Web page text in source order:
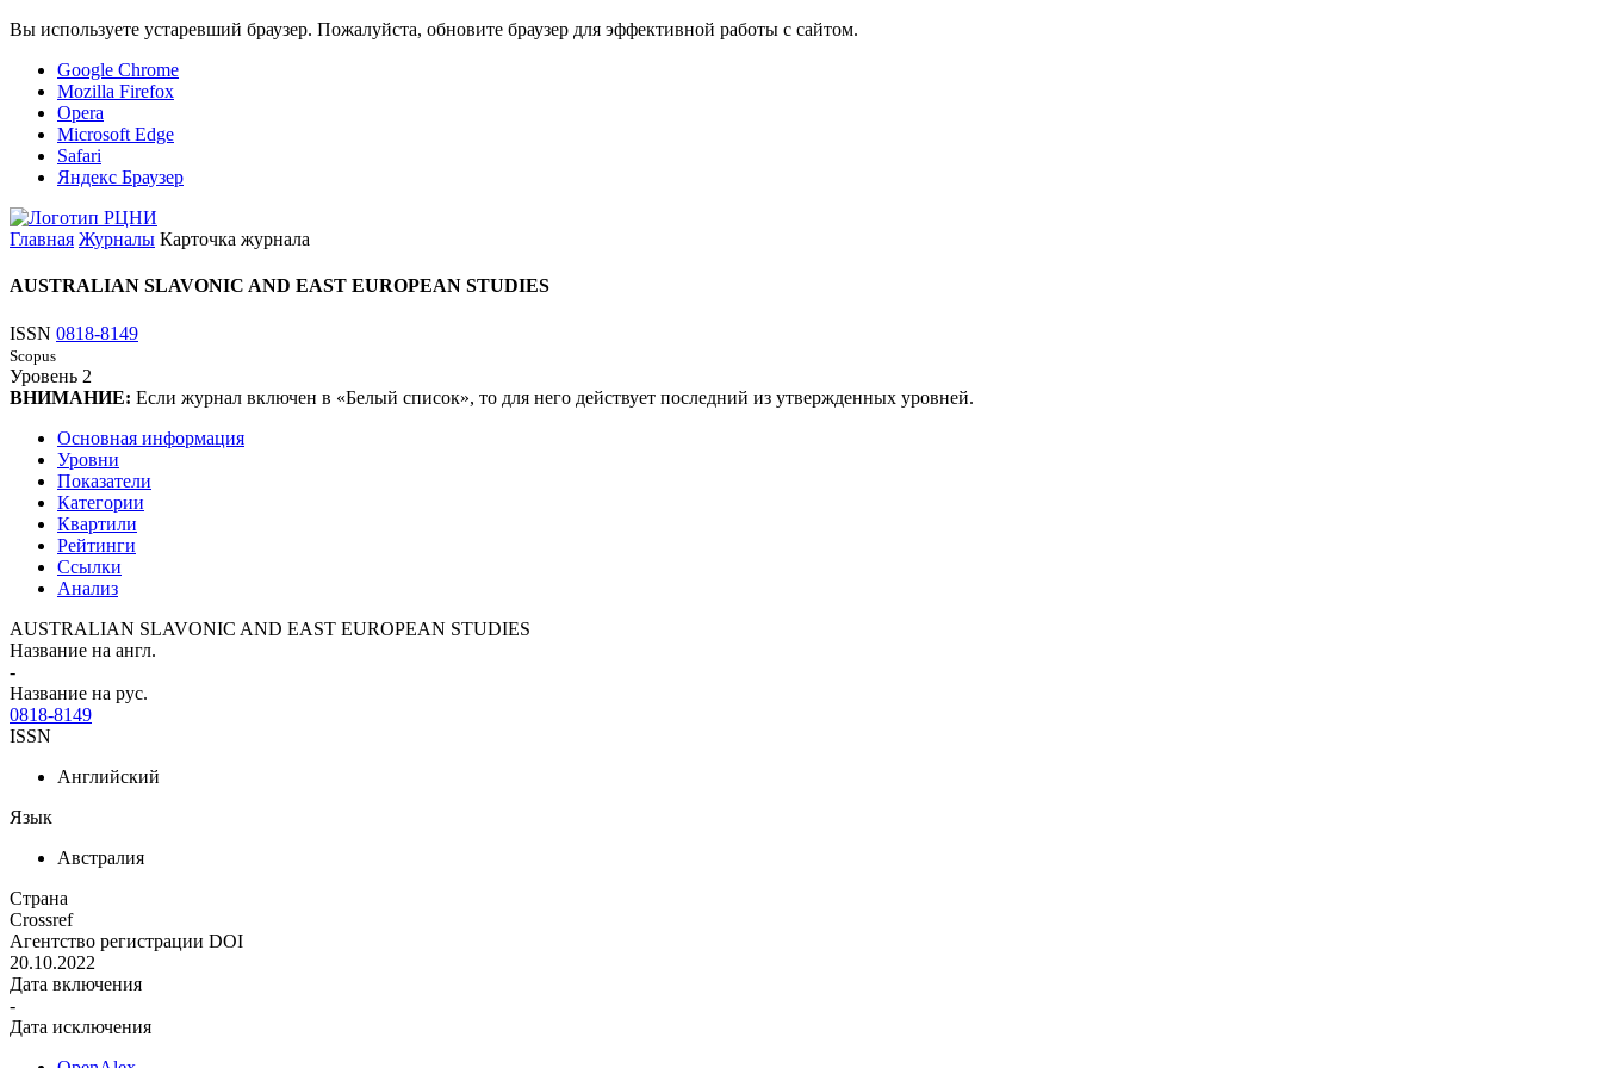
Вы используете устаревший браузер. Пожалуйста, обновите браузер для эффективной работы с сайтом.
Google Chrome
Mozilla Firefox
Opera
Microsoft Edge
Safari
Яндекс Браузер
Главная Журналы Карточка журнала
AUSTRALIAN SLAVONIC AND EAST EUROPEAN STUDIES
ISSN 0818-8149
Scopus
Уровень 2
ВНИМАНИЕ: Если журнал включен в «Белый список», то для него действует последний из утвержденных уровней.
Основная информация
Уровни
Показатели
Категории
Квартили
Рейтинги
Ссылки
Анализ
AUSTRALIAN SLAVONIC AND EAST EUROPEAN STUDIES
Название на англ.
-
Название на рус.
0818-8149
ISSN
Английский
Язык
Австралия
Страна
Crossref
Агентство регистрации DOI
20.10.2022
Дата включения
-
Дата исключения